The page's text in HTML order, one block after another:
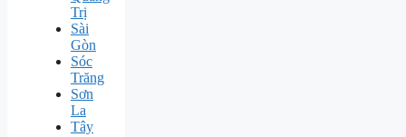
Trị
Sài
Gòn
Sóc
Trăng
Sơn
La
Tây